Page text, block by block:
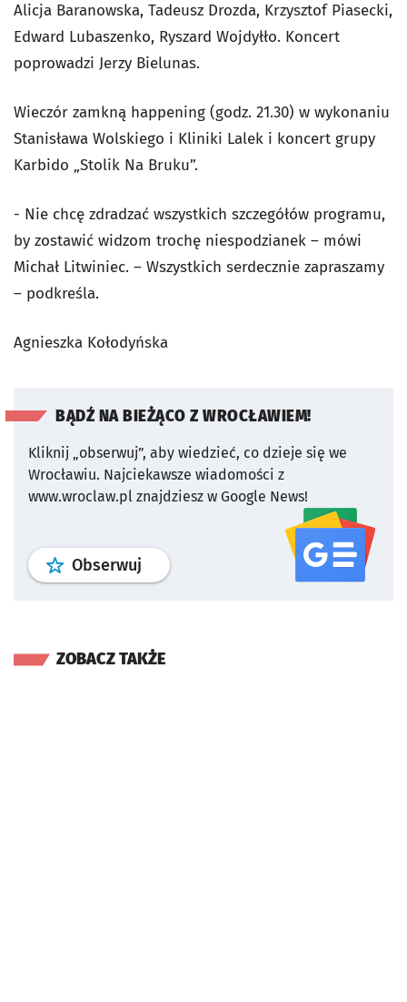
Alicja Baranowska, Tadeusz Drozda, Krzysztof Piasecki,
Edward Lubaszenko, Ryszard Wojdyłło. Koncert
poprowadzi Jerzy Bielunas.
Wieczór zamkną happening (godz. 21.30) w wykonaniu
Stanisława Wolskiego i Kliniki Lalek i koncert grupy
Karbido „Stolik Na Bruku”.
- Nie chcę zdradzać wszystkich szczegółów programu,
by zostawić widzom trochę niespodzianek – mówi
Michał Litwiniec. – Wszystkich serdecznie zapraszamy
– podkreśla.
Agnieszka Kołodyńska
BĄDŹ NA BIEŻĄCO Z WROCŁAWIEM!
Kliknij „obserwuj”, aby wiedzieć, co dzieje się we
Wrocławiu. Najciekawsze wiadomości z
www.wroclaw.pl znajdziesz w Google News!
Obserwuj profil serwisu
ZOBACZ TAKŻE